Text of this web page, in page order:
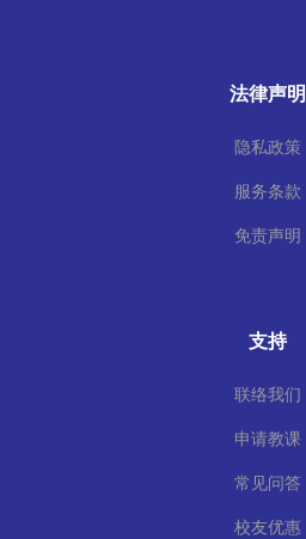
法律声明
隐私政策
服务条款
免责声明
支持
联络我们
申请教课
常见问答
校友优惠